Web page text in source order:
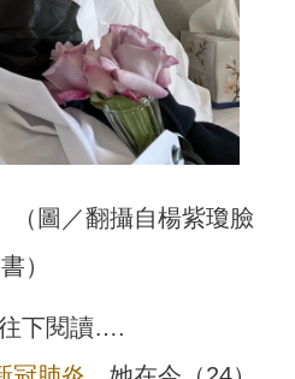
（圖／翻攝自楊紫瓊臉
書）
下閱讀….